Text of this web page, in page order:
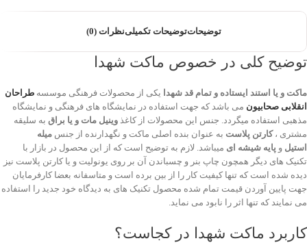
توضیحاتتوضیحات تکمیلینظرات (0)
توضیح کلی در خصوص ماکت شهدا
ماکت و یا استند ایستاده و تمام قد شهدا یکی از محصولات فرهنگی موسسه طراحان
انقلابی صحابیون می باشد که جهت استفاده در نمایشگاه های فرهنگی و نمایشگاه
مذهبی استفاده میگردد. جنس این محصولات از کاغذ وینیل مات و یا براق به سلیقه
مشتری ،کارتن پلاست به عنوان بنده اصلی ماکت و نگهدارنده از جنس میله
استیل و پایه شیشه ای میباشد. لازم به توضیح است که از این محصول در بازار با
تکنیک های دیگر همچون چاپ بنر و چسباندن آن بر روی یونولیت و یا کارتن پلاست نیز
دیده شده است که تنها کیفیت کار را از بین برده است و متاسفانه بعضا کارفرمایان
جهت پایین آوردن قیمت تمام شده محصول تکنیک های به دیدگاه خود جدید را استفاده
می نمایند که تنها اثر را نابود می نماید.
کاربرد ماکت شهدا در کجاست؟